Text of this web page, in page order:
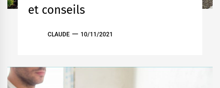
et conseils
CLAUDE 10/11/2021